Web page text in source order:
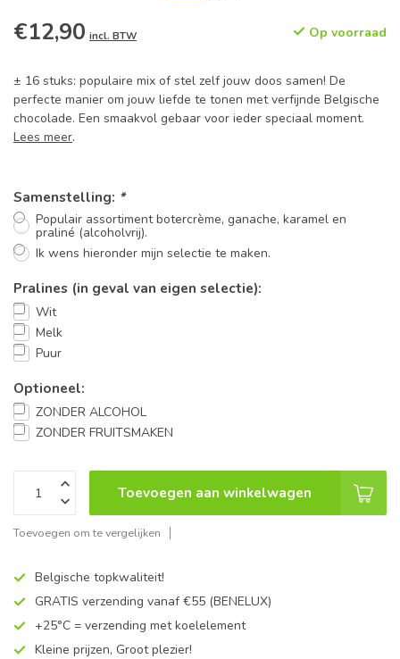
€12,90 incl. BTW Op voorraad
± 16 stuks: populaire mix of stel zelf jouw doos samen! De
perfecte manier om jouw liefde te tonen met verfijnde Belgische
chocolade. Een smaakvol gebaar voor ieder speciaal moment.
Lees meer.
Samenstelling: *
Populair assortiment botercrème, ganache, karamel en
praliné (alcoholvrij).
Ik wens hieronder mijn selectie te maken.
Pralines (in geval van eigen selectie):
Wit
Melk
Puur
Optioneel:
ZONDER ALCOHOL
ZONDER FRUITSMAKEN
Toevoegen aan winkelwagen
Toevoegen om te vergelijken
Belgische topkwaliteit!
GRATIS verzending vanaf €55 (BENELUX)
+25°C = verzending met koelelement
Kleine prijzen, Groot plezier!